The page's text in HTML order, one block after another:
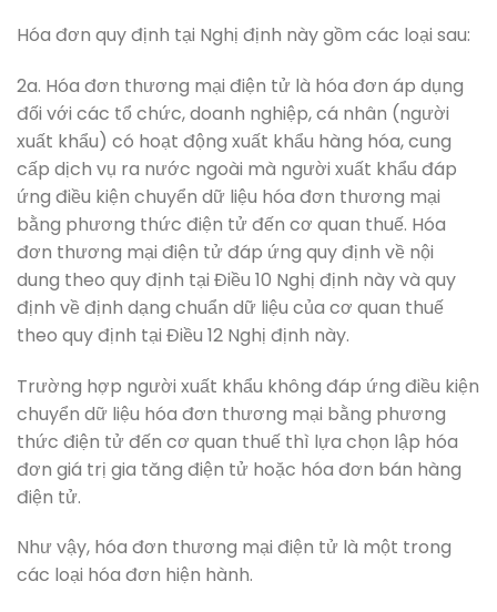
Hóa đơn quy định tại Nghị định này gồm các loại sau:
2a. Hóa đơn thương mại điện tử là hóa đơn áp dụng
đối với các tổ chức, doanh nghiệp, cá nhân (người
xuất khẩu) có hoạt động xuất khẩu hàng hóa, cung
cấp dịch vụ ra nước ngoài mà người xuất khẩu đáp
ứng điều kiện chuyển dữ liệu hóa đơn thương mại
bằng phương thức điện tử đến cơ quan thuế. Hóa
đơn thương mại điện tử đáp ứng quy định về nội
dung theo quy định tại Điều 10 Nghị định này và quy
định về định dạng chuẩn dữ liệu của cơ quan thuế
theo quy định tại Điều 12 Nghị định này.
Trường hợp người xuất khẩu không đáp ứng điều kiện
chuyển dữ liệu hóa đơn thương mại bằng phương
thức điện tử đến cơ quan thuế thì lựa chọn lập hóa
đơn giá trị gia tăng điện tử hoặc hóa đơn bán hàng
điện tử.
Như vậy, hóa đơn thương mại điện tử là một trong
các loại hóa đơn hiện hành.